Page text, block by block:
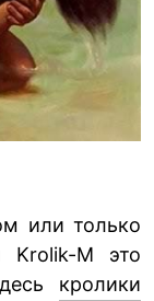
или только
Krolik-M это
кролики